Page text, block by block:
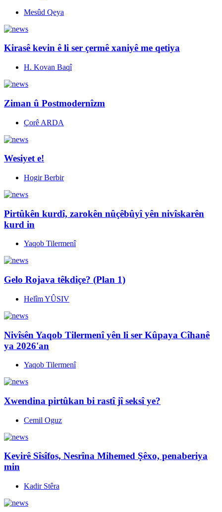
Mesûd Qeya
Kirasê kevin ê li ser çermê xaniyê me qetiya
H. Kovan Baqî
Ziman û Postmodernîzm
Çorê ARDA
Wesiyet e!
Hogir Berbir
Pirtûkên kurdî, zarokên nûçêbûyî yên nivîskarên
kurd in
Yaqob Tilermenî
Gelo Rojava têkdiçe? (Plan 1)
Helîm YÛSIV
Nivîsên Yaqob Tilermenî yên li ser Kûpaya Cîhanê
ya 2026'an
Yaqob Tilermenî
Xwendina pirtûkan bi rastî jî seksî ye?
Cemil Oguz
Kevirê Sîsîfos, Nesrîna Mihemed Şêxo, penaberiya
min
Kadir Stêra